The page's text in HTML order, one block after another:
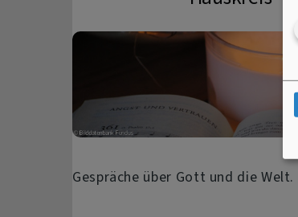
Gespräche über Gott und die Welt.